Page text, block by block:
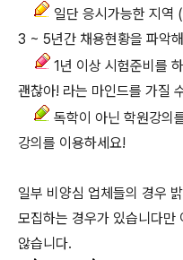
일단 응시가능한 지역
3 ~ 5년간 채용현황을 파악
1년 이상 시험준비를
괜찮아! 라는 마인드를 가질
독학이 아닌 학원강의
강의를 이용하세요!
일부 비양심 업체들의 경우
모집하는 경우가 있습니다만
않습니다.